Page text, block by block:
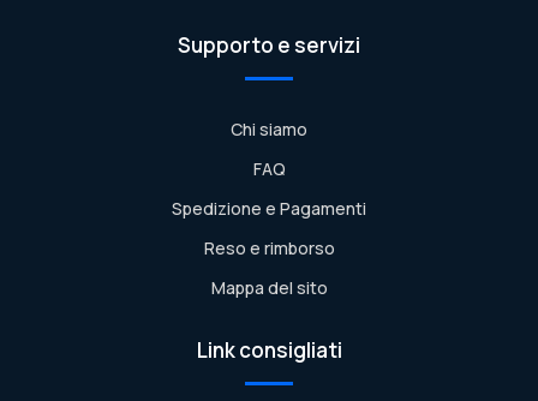
Supporto e servizi
Chi siamo
FAQ
Spedizione e Pagamenti
Reso e rimborso
Mappa del sito
Link consigliati